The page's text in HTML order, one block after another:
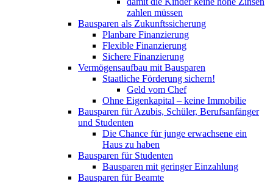
zahlen müssen
Bausparen als Zukunftssicherung​​
Planbare Finanzierung
Flexible Finanzierung
Sichere Finanzierung
Vermögensaufbau mit Bausparen
Staatliche Förderung sichern!
Geld vom Chef
Ohne Eigenkapital – keine Immobilie
Bausparen für Azubis, Schüler, Berufsanfänger
und Studenten
Die Chance für junge erwachsene ein
Haus zu haben
Bausparen für Studenten
Bausparen mit geringer Einzahlung
Bausparen für Beamte